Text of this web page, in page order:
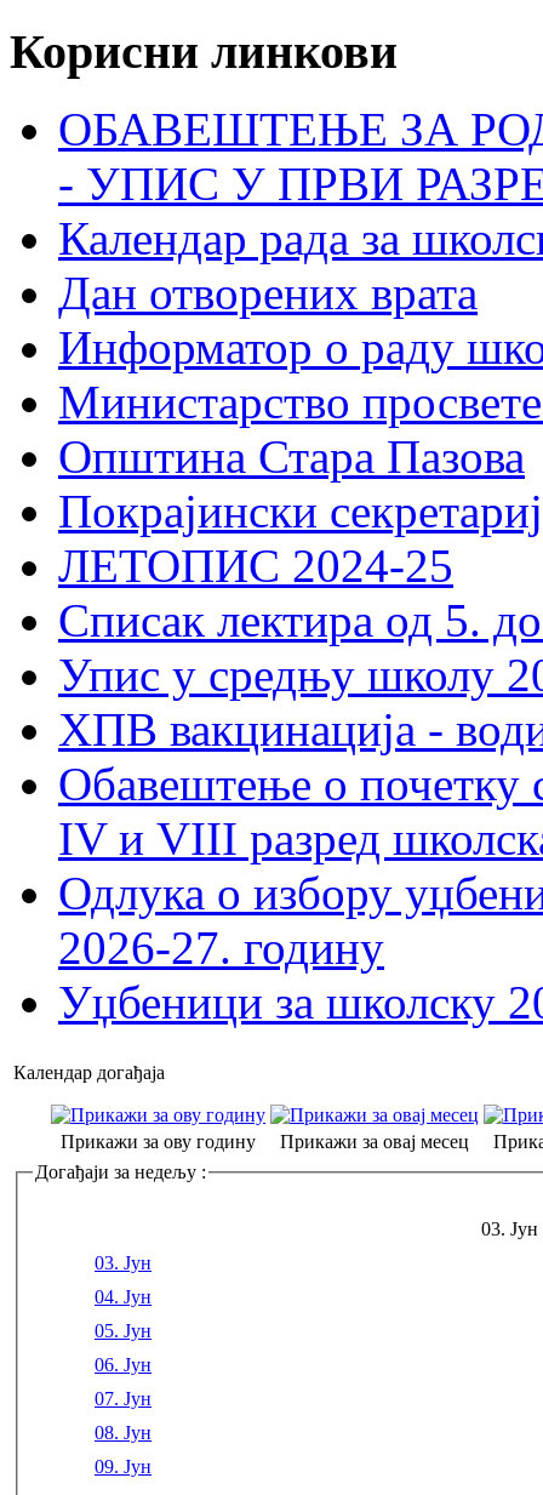
Корисни линкови
ОБАВЕШТЕЊЕ ЗА
- УПИС У ПРВИ
Календар рада за
Дан отворених врата
Информатор о раду
Министарство
Општина Стара Пазова
Покрајински
ЛЕТОПИС 2024-25
Списак лектира од 5.
Упис у средњу школу
ХПВ вакцинација -
Обавештење о почетку
IV и VIII разред
Одлука о избору
2026-27. годину
Уџбеници за школску
Календар догађаја
Прикажи за ову годину Прикажи за овај месец
Догађаји за недељу :
03. Јун
03. Јун
04. Јун
05. Јун
06. Јун
07. Јун
08. Јун
09. Јун